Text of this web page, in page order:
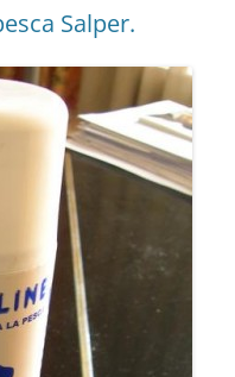
Salper.